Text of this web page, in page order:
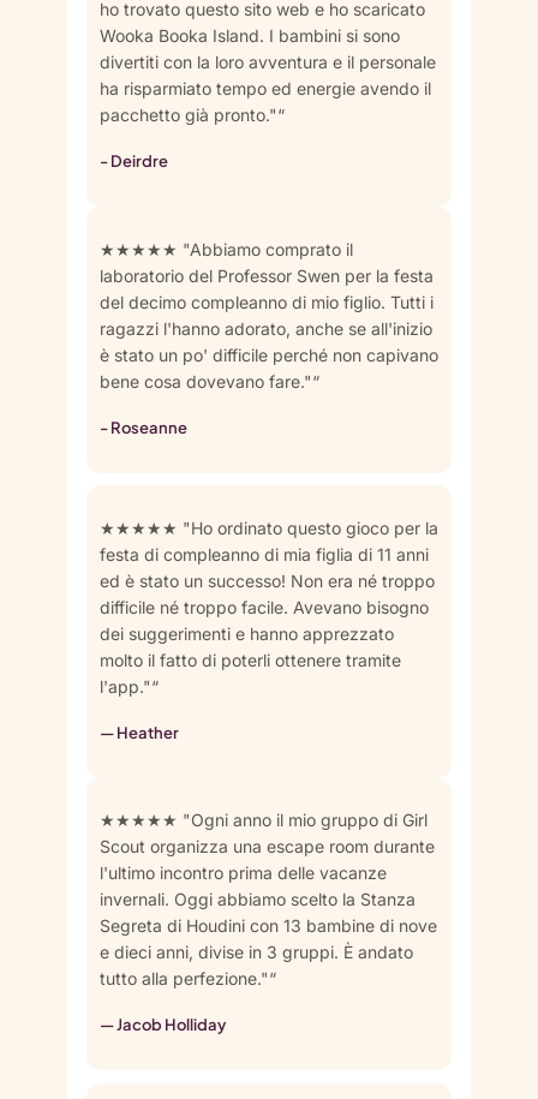
ho trovato questo sito web e ho scaricato
Wooka Booka Island. I bambini si sono
divertiti con la loro avventura e il personale
ha risparmiato tempo ed energie avendo il
pacchetto già pronto."“
- Deirdre
★★★★★ "Abbiamo comprato il
laboratorio del Professor Swen per la festa
del decimo compleanno di mio figlio. Tutti i
ragazzi l'hanno adorato, anche se all'inizio
è stato un po' difficile perché non capivano
bene cosa dovevano fare."“
- Roseanne
★★★★★ "Ho ordinato questo gioco per la
festa di compleanno di mia figlia di 11 anni
ed è stato un successo! Non era né troppo
difficile né troppo facile. Avevano bisogno
dei suggerimenti e hanno apprezzato
molto il fatto di poterli ottenere tramite
l'app."“
— Heather
★★★★★ "Ogni anno il mio gruppo di Girl
Scout organizza una escape room durante
l'ultimo incontro prima delle vacanze
invernali. Oggi abbiamo scelto la Stanza
Segreta di Houdini con 13 bambine di nove
e dieci anni, divise in 3 gruppi. È andato
tutto alla perfezione."“
— Jacob Holliday